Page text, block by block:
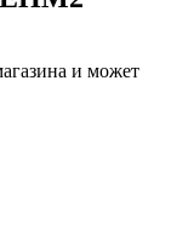
и может